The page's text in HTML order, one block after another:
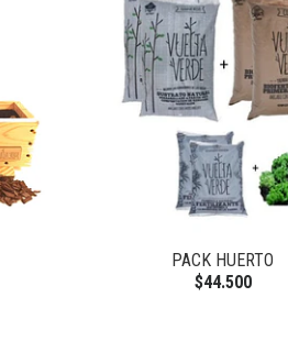
PACK HUERTO
$44.500